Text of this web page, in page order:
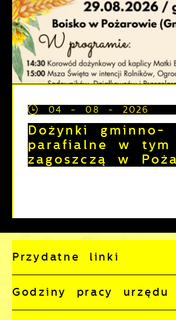
04 - 08 - 2026
Dożynki gminno-
parafialne w tym
zagoszczą w
Przydatne linki
Godziny pracy urzędu